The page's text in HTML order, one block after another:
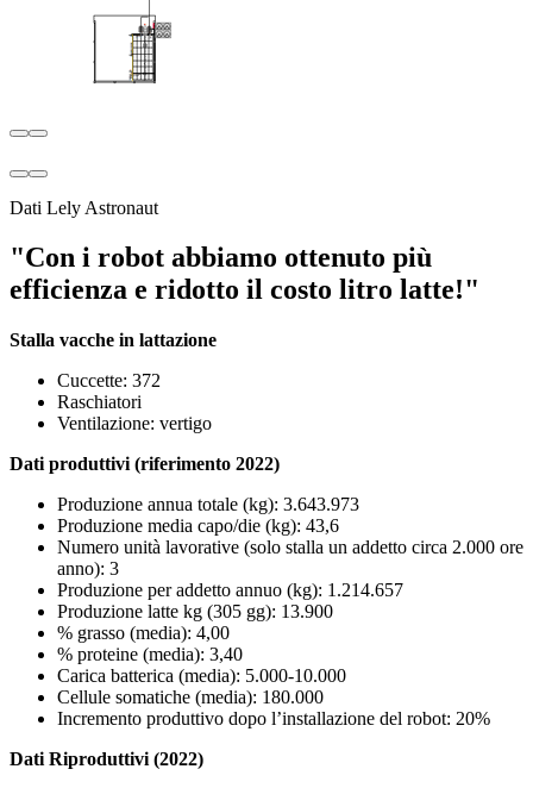
Dati Lely Astronaut
"Con i robot abbiamo ottenuto più
efficienza e ridotto il costo litro latte!"
Stalla vacche in lattazione
Cuccette: 372
Raschiatori
Ventilazione: vertigo
Dati produttivi (riferimento 2022)
Produzione annua totale (kg): 3.643.973
Produzione media capo/die (kg): 43,6
Numero unità lavorative (solo stalla un addetto circa 2.000 ore
anno): 3
Produzione per addetto annuo (kg): 1.214.657
Produzione latte kg (305 gg): 13.900
% grasso (media): 4,00
% proteine (media): 3,40
Carica batterica (media): 5.000-10.000
Cellule somatiche (media): 180.000
Incremento produttivo dopo l’installazione del robot: 20%
Dati Riproduttivi (2022)